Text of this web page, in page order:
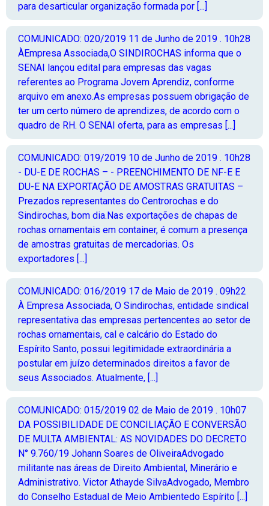
para desarticular organização formada por [...]
COMUNICADO: 020/2019 11 de Junho de 2019 . 10h28
ÀEmpresa Associada,O SINDIROCHAS informa que o
SENAI lançou edital para empresas das vagas
referentes ao Programa Jovem Aprendiz, conforme
arquivo em anexo.As empresas possuem obrigação de
ter um certo número de aprendizes, de acordo com o
quadro de RH. O SENAI oferta, para as empresas [...]
COMUNICADO: 019/2019 10 de Junho de 2019 . 10h28
- DU-E DE ROCHAS – - PREENCHIMENTO DE NF-E E
DU-E NA EXPORTAÇÃO DE AMOSTRAS GRATUITAS –
Prezados representantes do Centrorochas e do
Sindirochas, bom dia.Nas exportações de chapas de
rochas ornamentais em container, é comum a presença
de amostras gratuitas de mercadorias. Os
exportadores [...]
COMUNICADO: 016/2019 17 de Maio de 2019 . 09h22
À Empresa Associada, O Sindirochas, entidade sindical
representativa das empresas pertencentes ao setor de
rochas ornamentais, cal e calcário do Estado do
Espírito Santo, possui legitimidade extraordinária a
postular em juízo determinados direitos a favor de
seus Associados. Atualmente, [...]
COMUNICADO: 015/2019 02 de Maio de 2019 . 10h07
DA POSSIBILIDADE DE CONCILIAÇÃO E CONVERSÃO
DE MULTA AMBIENTAL: AS NOVIDADES DO DECRETO
N° 9.760/19 Johann Soares de OliveiraAdvogado
militante nas áreas de Direito Ambiental, Minerário e
Administrativo. Victor Athayde SilvaAdvogado, Membro
do Conselho Estadual de Meio Ambientedo Espírito [...]